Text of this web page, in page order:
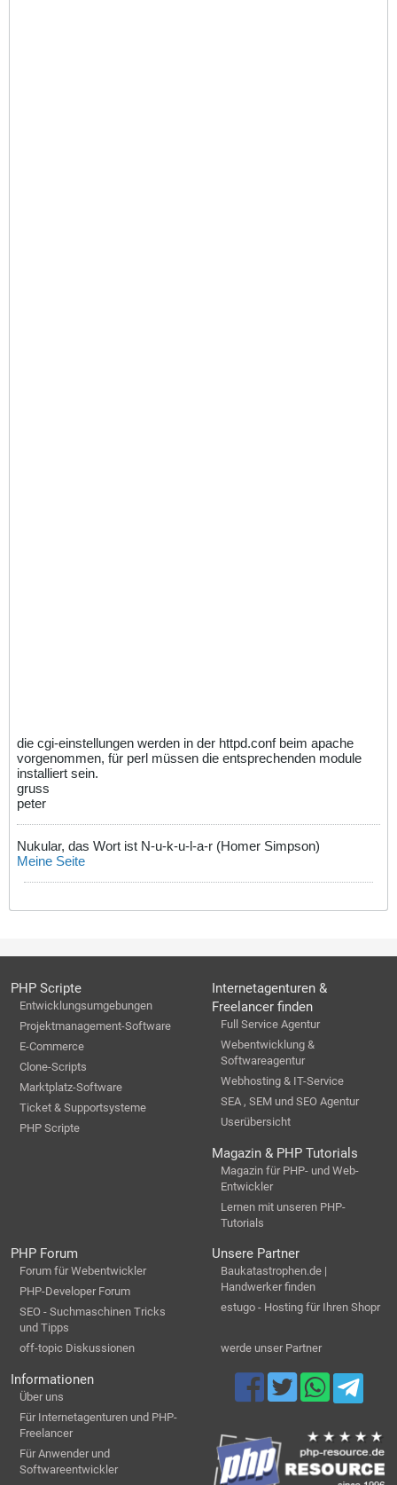
die cgi-einstellungen werden in der httpd.conf beim apache
vorgenommen, für perl müssen die entsprechenden module
installiert sein.
gruss
peter
Nukular, das Wort ist N-u-k-u-l-a-r (Homer Simpson)
Meine Seite
PHP Scripte
Entwicklungsumgebungen
Projektmanagement-Software
E-Commerce
Clone-Scripts
Marktplatz-Software
Ticket & Supportsysteme
PHP Scripte
Internetagenturen &
Freelancer finden
Full Service Agentur
Webentwicklung &
Softwareagentur
Webhosting & IT-Service
SEA , SEM und SEO Agentur
Userübersicht
Magazin & PHP Tutorials
Magazin für PHP- und Web-
Entwickler
Lernen mit unseren PHP-
Tutorials
PHP Forum
Forum für Webentwickler
PHP-Developer Forum
SEO - Suchmaschinen Tricks
und Tipps
off-topic Diskussionen
Unsere Partner
Baukatastrophen.de |
Handwerker finden
estugo - Hosting für Ihren Shopr
werde unser Partner
Informationen
Über uns
Für Internetagenturen und PHP-
Freelancer
Für Anwender und
Softwareentwickler